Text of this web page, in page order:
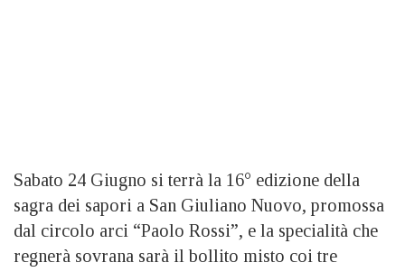
Sabato 24 Giugno si terrà la 16° edizione della
sagra dei sapori a San Giuliano Nuovo, promossa
dal circolo arci “Paolo Rossi”, e la specialità che
regnerà sovrana sarà il bollito misto coi tre